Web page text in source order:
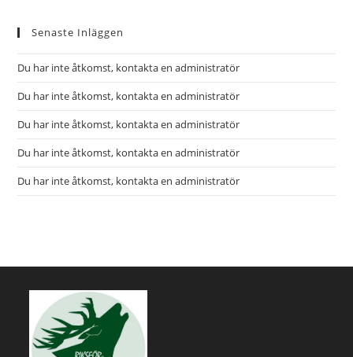
Senaste Inläggen
Du har inte åtkomst, kontakta en administratör
Du har inte åtkomst, kontakta en administratör
Du har inte åtkomst, kontakta en administratör
Du har inte åtkomst, kontakta en administratör
Du har inte åtkomst, kontakta en administratör